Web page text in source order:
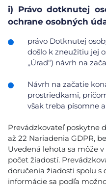
i) Právo dotknutej
ochrane osobných
právo Dotknutej
došlo k zneužitiu jej
,,Úrad“) návrh na
Návrh na začatie
prostriedkami,
však treba písomne
Prevádzkovateľ poskytne
až 22 Nariadenia GDPR,
Uvedená lehota sa môže
počet žiadostí.
doručenia žiadosti spolu
informácie sa podľa